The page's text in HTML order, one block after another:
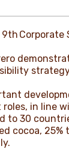
Corporate
in line
to 30
cocoa,